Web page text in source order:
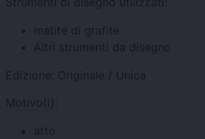
matite di grafite
Altri strumenti da disegno
Edizione: Originale / Unica
Motivo(i):
atto